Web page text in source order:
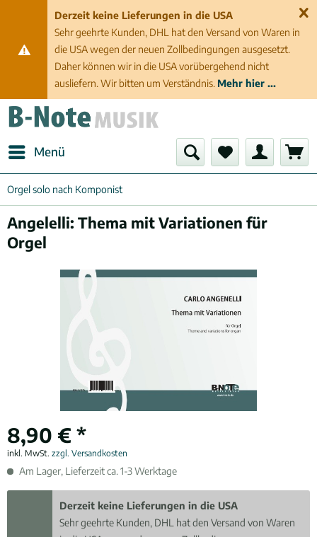
Derzeit keine Lieferungen in die USA
Sehr geehrte Kunden, DHL hat den Versand von Waren in
die USA wegen der neuen Zollbedingungen ausgesetzt.
Daher können wir in die USA vorübergehend nicht
ausliefern. Wir bitten um Verständnis. Mehr hier ...
Menü
Orgel solo nach Komponist
Angelelli: Thema mit Variationen für
Orgel
8,90 € *
inkl. MwSt. zzgl. Versandkosten
Am Lager, Lieferzeit ca. 1-3 Werktage
Derzeit keine Lieferungen in die USA
Sehr geehrte Kunden, DHL hat den Versand von Waren